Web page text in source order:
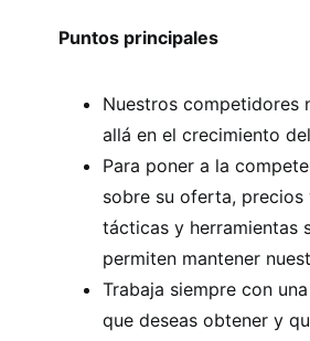
Puntos principales
Nuestros competidores
allá en el crecimiento
Para poner a la
sobre su oferta,
tácticas y herramientas
permiten mantener
Trabaja siempre con
que deseas obtener y